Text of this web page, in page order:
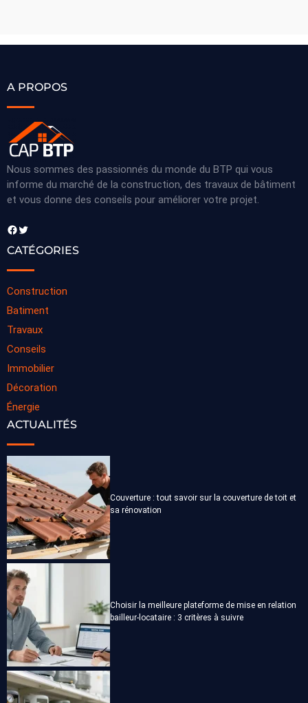
A PROPOS
Nous sommes des passionnés du monde du BTP qui vous
informe du marché de la construction, des travaux de bâtiment
et vous donne des conseils pour améliorer votre projet.
Facebook Twitter
CATÉGORIES
Construction
Batiment
Travaux
Conseils
Immobilier
Décoration
Énergie
ACTUALITÉS
Couverture : tout savoir sur la couverture de toit et
sa rénovation
Choisir la meilleure plateforme de mise en relation
bailleur-locataire : 3 critères à suivre